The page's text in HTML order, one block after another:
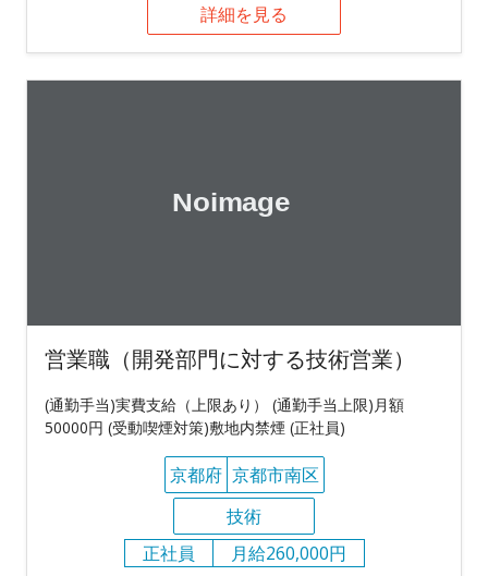
詳細を見る
営業職（開発部門に対する技術営業）
(通勤手当)実費支給（上限あり） (通勤手当上限)月額
50000円 (受動喫煙対策)敷地内禁煙 (正社員)
京都府 京都市南区
技術
正社員
月給260,000円